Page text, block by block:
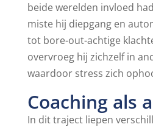
beide werelden invloed
miste hij diepgang en
tot bore-out-achtige
overvroeg hij zichzelf in
waardoor stress zich
Coaching als
In dit traject liepen